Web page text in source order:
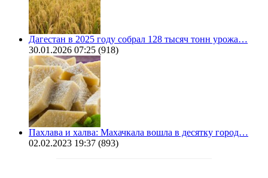
Дагестан в 2025 году собрал 128 тысяч тонн урожа…
30.01.2026 07:25 (918)
Пахлава и халва: Махачкала вошла в десятку город…
02.02.2023 19:37 (893)